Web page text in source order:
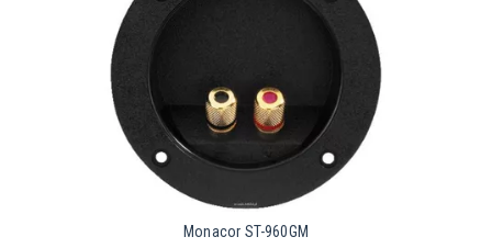
Monacor ST-960GM